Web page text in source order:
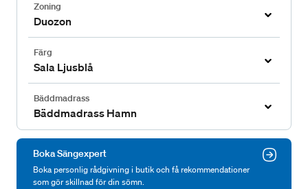
Zoning
Duozon
Färg
Sala Ljusblå
Bäddmadrass
Bäddmadrass Hamn
Boka Sängexpert
Boka personlig rådgivning i butik och få rekommendationer
som gör skillnad för din sömn.